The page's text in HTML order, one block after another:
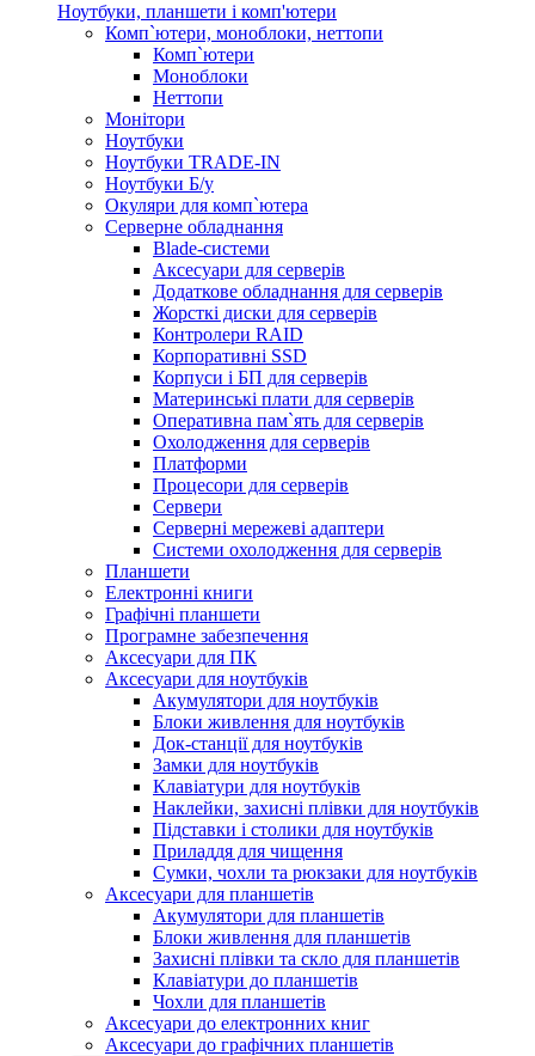
Ноутбуки, планшети і комп'ютери
Комп`ютери, моноблоки, неттопи
Комп`ютери
Моноблоки
Неттопи
Монітори
Ноутбуки
Ноутбуки TRADE-IN
Ноутбуки Б/у
Окуляри для комп`ютера
Серверне обладнання
Blade-системи
Аксесуари для серверів
Додаткове обладнання для серверів
Жорсткі диски для серверів
Контролери RAID
Корпоративні SSD
Корпуси і БП для серверів
Материнські плати для серверів
Оперативна пам`ять для серверів
Охолодження для серверів
Платформи
Процесори для серверів
Сервери
Серверні мережеві адаптери
Системи охолодження для серверів
Планшети
Електронні книги
Графічні планшети
Програмне забезпечення
Аксесуари для ПК
Аксесуари для ноутбуків
Акумулятори для ноутбуків
Блоки живлення для ноутбуків
Док-станції для ноутбуків
Замки для ноутбуків
Клавіатури для ноутбуків
Наклейки, захисні плівки для ноутбуків
Підставки і столики для ноутбуків
Приладдя для чищення
Сумки, чохли та рюкзаки для ноутбуків
Аксесуари для планшетів
Акумулятори для планшетів
Блоки живлення для планшетів
Захисні плівки та скло для планшетів
Клавіатури до планшетів
Чохли для планшетів
Аксесуари до електронних книг
Аксесуари дo графічних планшетів